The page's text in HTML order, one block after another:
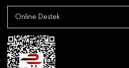
Online Destek